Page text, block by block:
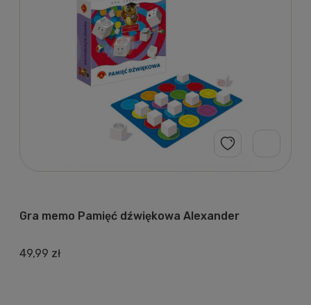
Gra memo Pamięć dźwiękowa Alexander
49,99 zł